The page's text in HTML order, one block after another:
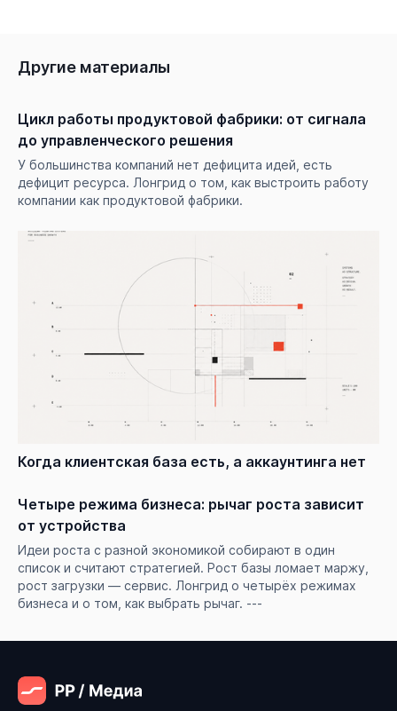
Другие материалы
Цикл работы продуктовой фабрики: от сигнала
до управленческого решения
У большинства компаний нет дефицита идей, есть
дефицит ресурса. Лонгрид о том, как выстроить работу
компании как продуктовой фабрики.
Когда клиентская база есть, а аккаунтинга нет
Четыре режима бизнеса: рычаг роста зависит
от устройства
Идеи роста с разной экономикой собирают в один
список и считают стратегией. Рост базы ломает маржу,
рост загрузки — сервис. Лонгрид о четырёх режимах
бизнеса и о том, как выбрать рычаг. ---